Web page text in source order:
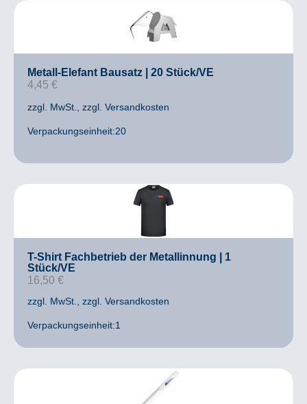
Metall-Elefant Bausatz | 20 Stück/VE
4,45 €
Verpackungseinheit:20
zzgl. MwSt. , zzgl. Versandkosten
T-Shirt Fachbetrieb der Metallinnung | 1
Stück/VE
16,50 €
Verpackungseinheit:1
zzgl. MwSt., zzgl. Versandkosten